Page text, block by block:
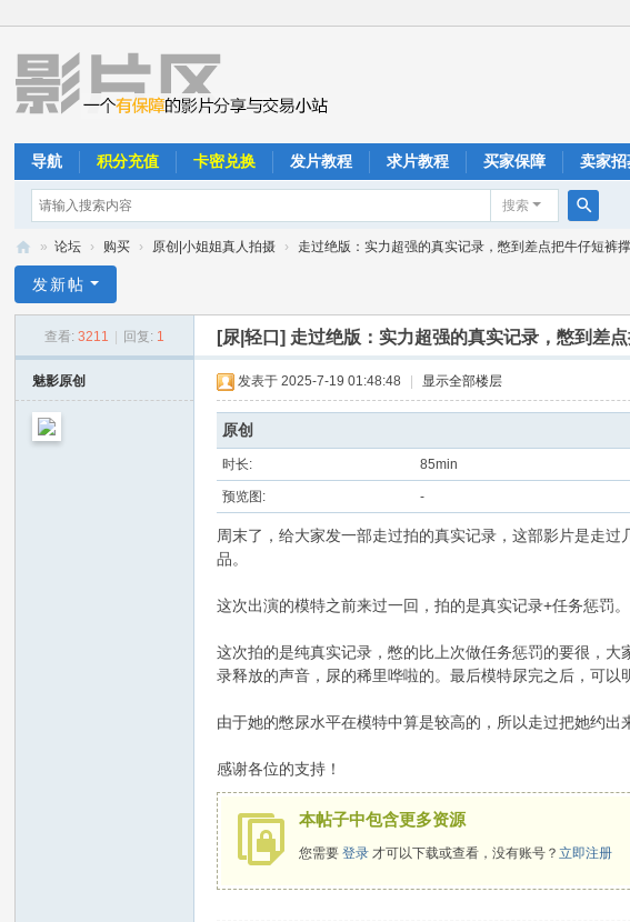
导航 积分充值 卡密兑换 发片教程 求片教程 买家保障 卖家招
搜索
搜
片
» 论坛 › 购买 › 原创|小姐姐真人拍摄 › 走过绝版：实力超强的真实记录，憋到差点把牛仔短裤
发新帖
查看: 3211 回复: 1 [尿|轻口] 走过绝版：实力超强的真实记录，憋到差点
魅影原创 发表于 2025-7-19 01:48:48 显示全部楼层
原创
时长: 85min
预览图: -
周末了，给大家发一部走过拍的真实记录，这部影片是走
品。
这次出演的模特之前来过一回，拍的是真实记录+任务惩罚
这次拍的是纯真实记录，憋的比上次做任务惩罚的要很，
录释放的声音，尿的稀里哗啦的。最后模特尿完之后，可以
由于她的憋尿水平在模特中算是较高的，所以走过把她约
感谢各位的支持！
本帖子中包含更多资源
您需要登录 才可以下载或查看，没有账号？立即注册